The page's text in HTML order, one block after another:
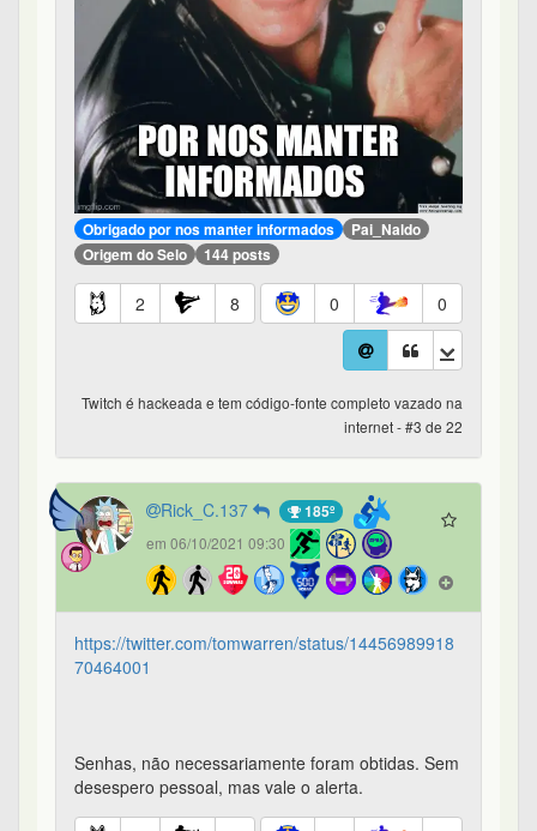
Obrigado por nos manter informados
Pai_Naldo
Origem do Selo
144 posts
2 8 0 0
Twitch é hackeada e tem código-fonte completo vazado na
internet - #3 de 22
Rick_C.137 185º
em 06/10/2021 09:30
https://twitter.com/tomwarren/status/14456989918
70464001
Senhas, não necessariamente foram obtidas. Sem
desespero pessoal, mas vale o alerta.